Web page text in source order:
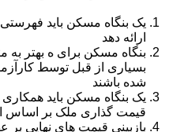
یک بنگاه مسکن باید
ارائه دهد
بنگاه مسکن برای ه بهتر به
بسیاری از قبل توسط
شده باشند
یک بنگاه مسکن باید
قیمت گذاری ملک بر اساس
بازبینی قیمت های نهایی بر